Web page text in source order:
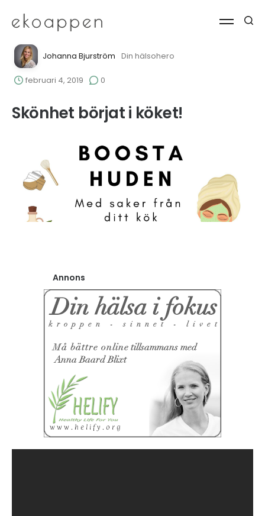
Johanna Bjurström Din hälsohero
februari 4, 2019 0
Skönhet börjat i köket!
Annons